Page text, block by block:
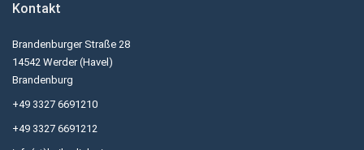
Kontakt
Brandenburger Straße 28
14542 Werder (Havel)
Brandenburg
+49 3327 6691210
+49 3327 6691212